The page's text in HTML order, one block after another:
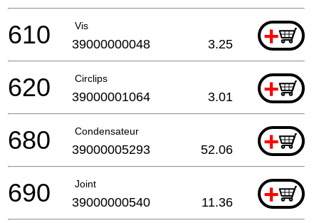
Vis +
610 39000000048 3.25
Circlips +
620 39000001064 3.01
Condensateur +
680 39000005293 52.06
Joint +
690 39000000540 11.36